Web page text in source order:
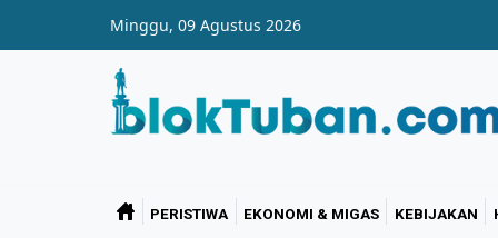
Minggu, 09 Agustus 2026
PERISTIWA EKONOMI & MIGAS KEBIJAKAN